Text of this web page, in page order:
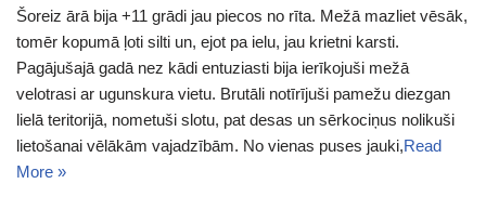
Šoreiz ārā bija +11 grādi jau piecos no rīta. Mežā mazliet vēsāk,
tomēr kopumā ļoti silti un, ejot pa ielu, jau krietni karsti.
Pagājušajā gadā nez kādi entuziasti bija ierīkojuši mežā
velotrasi ar ugunskura vietu. Brutāli notīrījuši pamežu diezgan
lielā teritorijā, nometuši slotu, pat desas un sērkociņus nolikuši
lietošanai vēlākām vajadzībām. No vienas puses jauki,Read
More »